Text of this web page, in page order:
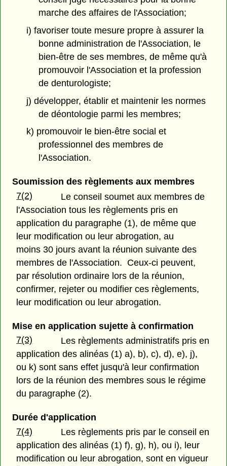
marche des affaires de l'Association;
i) favoriser toute mesure propre à assurer la
bonne administration de l'Association, le
bien-être de ses membres, de même qu'à
promouvoir l'Association et la profession
de denturologiste;
j) développer, établir et maintenir les normes
de déontologie parmi les membres;
k) promouvoir le bien-être social et
professionnel des membres de
l'Association.
Soumission des règlements aux membres
7(2)
Le conseil soumet aux membres de
l'Association tous les règlements pris en
application du paragraphe (1), de même que
leur modification ou leur abrogation, au
moins 30 jours avant la réunion suivante des
membres de l'Association. Ceux-ci peuvent,
par résolution ordinaire lors de la réunion,
confirmer, rejeter ou modifier ces règlements,
leur modification ou leur abrogation.
Mise en application sujette à confirmation
7(3)
Les règlements administratifs pris en
application des alinéas (1) a), b), c), d), e), j),
ou k) sont sans effet jusqu'à leur confirmation
lors de la réunion des membres sous le régime
du paragraphe (2).
Durée d'application
7(4)
Les règlements pris par le conseil en
application des alinéas (1) f), g), h), ou i), leur
modification ou leur abrogation, sont en vigueur